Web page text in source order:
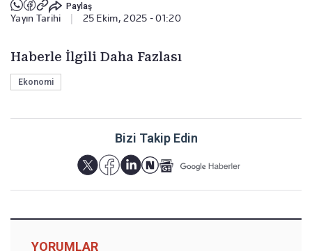
Paylaş
Yayın Tarihi 25 Ekim, 2025 - 01:20
Haberle İlgili Daha Fazlası
Ekonomi
Bizi Takip Edin
YORUMLAR